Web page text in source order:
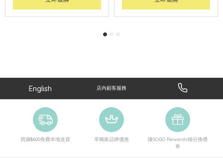
English 店內顧客服務
買滿$600免費本地送貨 享獨家品牌優惠
賺SOGO Rewards積分換禮
券